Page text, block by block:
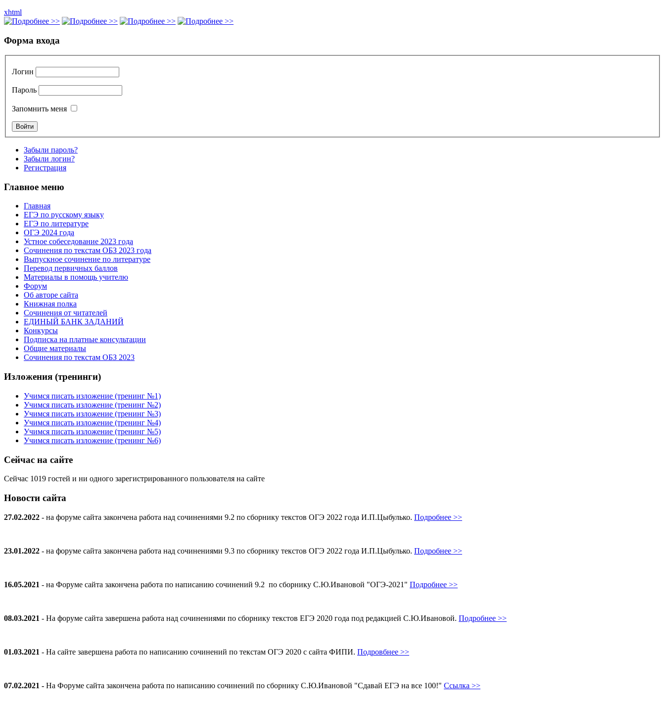
xhtml
Форма входа
Логин
Пароль
Запомнить меня
Забыли пароль?
Забыли логин?
Регистрация
Главное меню
Главная
ЕГЭ по русскому языку
ЕГЭ по литературе
ОГЭ 2024 года
Устное собеседование 2023 года
Сочинения по текстам ОБЗ 2023 года
Выпускное сочинение по литературе
Перевод первичных баллов
Материалы в помощь учителю
Форум
Об авторе сайта
Книжная полка
Cочинения от читателей
ЕДИНЫЙ БАНК ЗАДАНИЙ
Конкурсы
Подписка на платные консультации
Общие материалы
Сочинения по текстам ОБЗ 2023
Изложения (тренинги)
Учимся писать изложение (тренинг №1)
Учимся писать изложение (тренинг №2)
Учимся писать изложение (тренинг №3)
Учимся писать изложение (тренинг №4)
Учимся писать изложение (тренинг №5)
Учимся писать изложение (тренинг №6)
Сейчас на сайте
Сейчас 1019 гостей и ни одного зарегистрированного пользователя на сайте
Новости сайта
27.02.2022 - на форуме сайта закончена работа над сочинениями 9.2 по сборнику текстов ОГЭ 2022 года И.П.Цыбулько. Подробнее >>
23.01.2022 - на форуме сайта закончена работа над сочинениями 9.3 по сборнику текстов ОГЭ 2022 года И.П.Цыбулько. Подробнее >>
16.05.2021 - на Форуме сайта закончена работа по написанию сочинений 9.2 по сборнику С.Ю.Ивановой "ОГЭ-2021" Подробнее >>
08.03.2021 - На форуме сайта завершена работа над сочинениями по сборнику текстов ЕГЭ 2020 года под редакцией С.Ю.Ивановой. Подробнее >>
01.03.2021 - На сайте завершена работа по написанию сочинений по текстам ОГЭ 2020 с сайта ФИПИ. Подровбнее >>
07.02.2021 - На Форуме сайта закончена работа по написанию сочинений по сборнику С.Ю.Ивановой "Сдавай ЕГЭ на все 100!" Ссылка >>